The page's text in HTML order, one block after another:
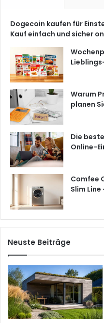
Dogecoin kaufen für
Kauf einfach und sicher
Warum
planen
Die
Online-
Comfee
Slim
Neuste Beiträge